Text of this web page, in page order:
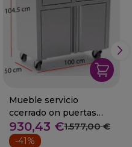
Mueble servicio
ccerrado on puertas
100 cm 2 cajones 85-
MTC50-100
930,43 €1.577,00 €
-41%